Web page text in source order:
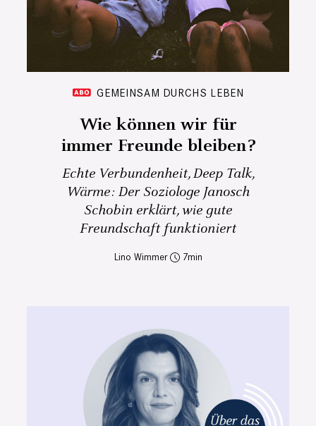
GEMEINSAM DURCHS LEBEN
Wie können wir für
immer Freunde bleiben?
Echte Verbundenheit, Deep Talk,
Wärme: Der Soziologe Janosch
Schobin erklärt, wie gute
Freundschaft funktioniert
Lino Wimmer 7